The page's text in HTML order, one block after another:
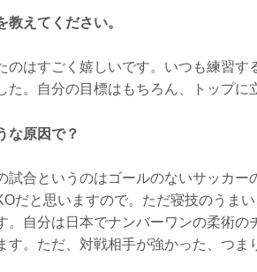
えてください。
はすごく嬉しいです。いつも練習す
。自分の目標はもちろん、トップに
な原因で？
合というのはゴールのないサッカー
だと思いますので。ただ寝技のうま
自分は日本でナンバーワンの柔術の
。ただ、対戦相手が強かった、つま